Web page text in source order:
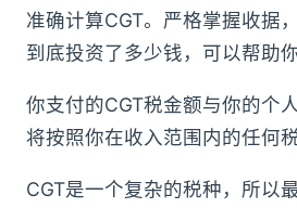
准确计算CGT。严格掌握收据
到底投资了多少钱，可以帮助
你支付的CGT税金额与你的个
将按照你在收入范围内的任何
CGT是一个复杂的税种，所以